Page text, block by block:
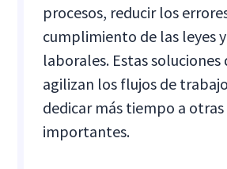
procesos, reducir los
cumplimiento de las leyes
laborales. Estas soluciones
agilizan los flujos de
dedicar más tiempo a
importantes.